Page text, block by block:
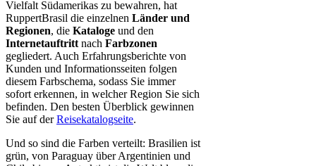
Vielfalt Südamerikas zu bewahren, hat
RuppertBrasil die einzelnen Länder und
Regionen, die Kataloge und den
Internetauftritt nach Farbzonen
gegliedert. Auch Erfahrungsberichte von
Kunden und Informationsseiten folgen
diesem Farbschema, sodass Sie immer
sofort erkennen, in welcher Region Sie sich
befinden. Den besten Überblick gewinnen
Sie auf derReisekatalogseite.
Und so sind die Farben verteilt: Brasilien ist
grün, von Paraguay über Argentinien und